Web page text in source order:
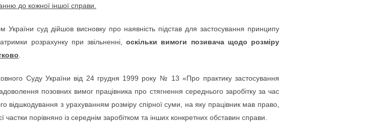
до кожної іншої справи.
суд дійшов висновку про наявність підстав для застосування принципу
розрахунку при звільненні,
оскільки вимоги позивача щодо розміру
Суду України від 24 грудня 1999 року № 13 «Про практику застосування
позовних вимог працівника про стягнення середнього заробітку за час
відшкодування з урахуванням розміру спірної суми, на яку працівник мав право,
частки порівняно із середнім заробітком та інших конкретних обставин справи.